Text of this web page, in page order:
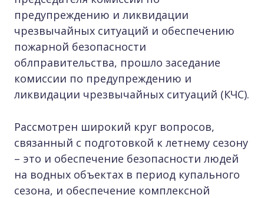
предупреждению и ликвидации
чрезвычайных ситуаций и обеспечению
пожарной безопасности
облправительства, прошло заседание
комиссии по предупреждению и
ликвидации чрезвычайных ситуаций (КЧС).
Рассмотрен широкий круг вопросов,
связанный с подготовкой к летнему сезону
– это и обеспечение безопасности людей
на водных объектах в период купального
сезона, и обеспечение комплексной